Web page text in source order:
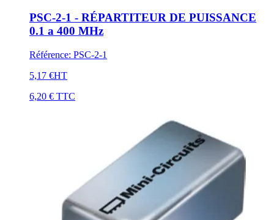
PSC-2-1 - RÉPARTITEUR DE PUISSANCE
0.1 a 400 MHz
Référence: PSC-2-1
5,17 €HT
6,20 € TTC